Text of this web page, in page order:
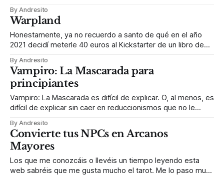
seis años en tiendas, recibiendo más de cuarenta libros
complementarios, incluyendo varios manuales dedicados
exclusivamente a cada uno de los
By Andresito
Warpland
Honestamente, ya no recuerdo a santo de qué en el año
2021 decidí meterle 40 euros al Kickstarter de un libro de
suerte de retroclón, nada menos. En tapa blanda. Pero sin
lugar a dudas, le estoy eternamente agradecido
By Andresito
Vampiro: La Mascarada para
principiantes
Vampiro: La Mascarada es difícil de explicar. O, al menos, es
difícil de explicar sin caer en reduccionismos que no le
vampiros ambientado en el mundo actual” es como decir
que el Señor de los Anillos va “de unos amigos que llevan
By Andresito
Convierte tus NPCs en Arcanos
Mayores
Los que me conozcáis o llevéis un tiempo leyendo esta
web sabréis que me gusta mucho el tarot. Me lo paso muy